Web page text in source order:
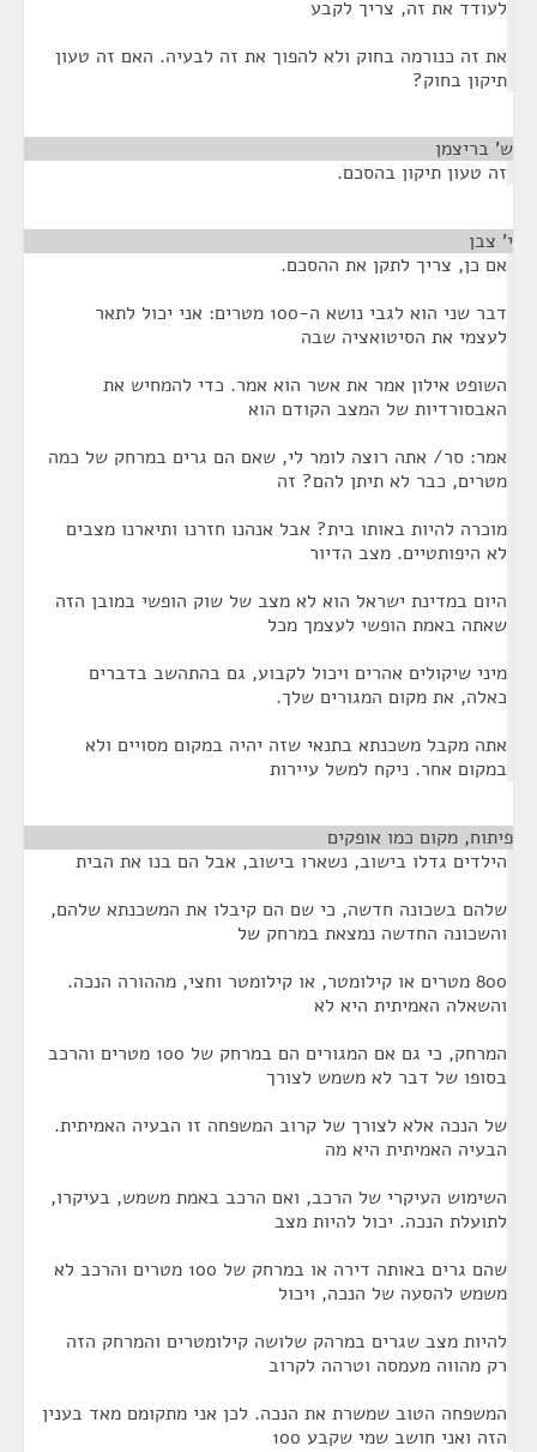
לעודד את זה, צריך לקבע
את זה כנורמה בחוק ולא להפוך את זה לבעיה. האם זה טעון
תיקון בחוק?
ש' בריצמן
זה טעון תיקון בהסכם.
י' צבן
אם כן, צריך לתקן את ההסכם.
דבר שני הוא לגבי נושא ה-100 מטרים: אני יכול לתאר
לעצמי את הסיטואציה שבה
השופט אילון אמר את אשר הוא אמר. כדי להמחיש את
האבסורדיות של המצב הקודם הוא
אמר: סר/ אתה רוצה לומר לי, שאם הם גרים במרחק של כמה
מטרים, כבר לא תיתן להם? זה
מוכרה להיות באותו בית? אבל אנהנו חזרנו ותיארנו מצבים
לא היפותטיים. מצב הדיור
היום במדינת ישראל הוא לא מצב של שוק הופשי במובן הזה
שאתה באמת הופשי לעצמך מכל
מיני שיקולים אהרים ויכול לקבוע, גם בהתהשב בדברים
כאלה, את מקום המגורים שלך.
אתה מקבל משכנתא בתנאי שזה יהיה במקום מסויים ולא
במקום אחר. ניקח למשל עיירות
פיתוח, מקום כמו אופקים
הילדים גדלו בישוב, נשארו בישוב, אבל הם בנו את הבית
שלהם בשכונה חדשה, כי שם הם קיבלו את המשכנתא שלהם,
והשכונה החדשה נמצאת במרחק של
800 מטרים או קילומטר, או קילומטר וחצי, מההורה הנכה.
והשאלה האמיתית היא לא
המרחק, כי גם אם המגורים הם במרחק של 100 מטרים והרכב
בסופו של דבר לא משמש לצורך
של הנכה אלא לצורך של קרוב המשפחה זו הבעיה האמיתית.
הבעיה האמיתית היא מה
השימוש העיקרי של הרכב, ואם הרכב באמת משמש, בעיקרו,
לתועלת הנכה. יכול להיות מצב
שהם גרים באותה דירה או במרחק של 100 מטרים והרכב לא
משמש להסעה של הנכה, ויכול
להיות מצב שגרים במרהק שלושה קילומטרים והמרחק הזה
רק מהווה מעמסה וטרהה לקרוב
המשפחה הטוב שמשרת את הנכה. לכן אני מתקומם מאד בענין
הזה ואני חושב שמי שקבע 100